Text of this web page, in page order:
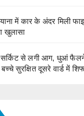
में कार के अंदर मिली
खुलासा
सर्किट से लगी आग, धुआं
सुरक्षित दूसरे वार्ड में